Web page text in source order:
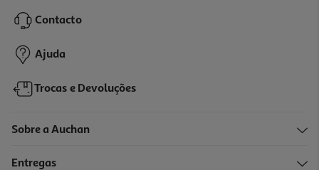
Contacto
Ajuda
Trocas e Devoluções
Sobre a Auchan
Entregas